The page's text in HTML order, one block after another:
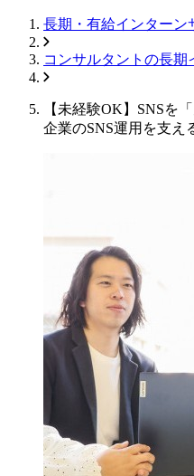
長期・有給インターン
コンサルタント の長期
【未経験OK】SNSを
企業のSNS運用を支え